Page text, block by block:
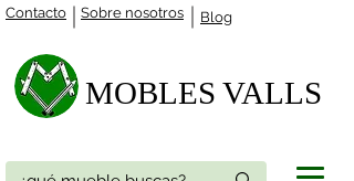
Contacto Blog
Sobre nosotros
MOBLES VALLS​